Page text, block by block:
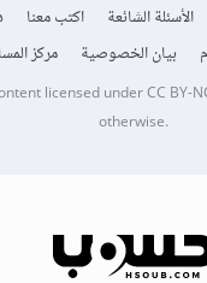
الأسئلة الشائعة اكتب معنا
بيان الخصوصية مركز
licensed underCC BY-
otherwise.